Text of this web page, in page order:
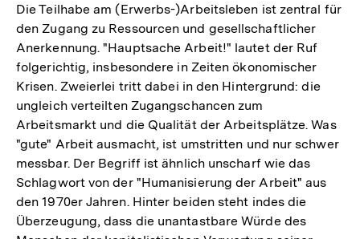
Die Teilhabe am (Erwerbs-)Arbeitsleben ist zentral für
den Zugang zu Ressourcen und gesellschaftlicher
Anerkennung. "Hauptsache Arbeit!" lautet der Ruf
folgerichtig, insbesondere in Zeiten ökonomischer
Krisen. Zweierlei tritt dabei in den Hintergrund: die
ungleich verteilten Zugangschancen zum
Arbeitsmarkt und die Qualität der Arbeitsplätze. Was
"gute" Arbeit ausmacht, ist umstritten und nur schwer
messbar. Der Begriff ist ähnlich unscharf wie das
Schlagwort von der "Humanisierung der Arbeit" aus
den 1970er Jahren. Hinter beiden steht indes die
Überzeugung, dass die unantastbare Würde des